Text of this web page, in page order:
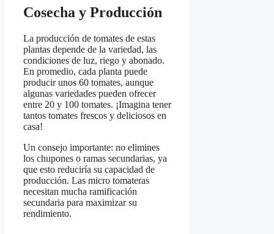
Cosecha y Producción
La producción de tomates de estas
plantas depende de la variedad, las
condiciones de luz, riego y abonado.
En promedio, cada planta puede
producir unos 60 tomates, aunque
algunas variedades pueden ofrecer
entre 20 y 100 tomates. ¡Imagina tener
tantos tomates frescos y deliciosos en
casa!
Un consejo importante: no elimines
los chupones o ramas secundarias, ya
que esto reduciría su capacidad de
producción. Las micro tomateras
necesitan mucha ramificación
secundaria para maximizar su
rendimiento.